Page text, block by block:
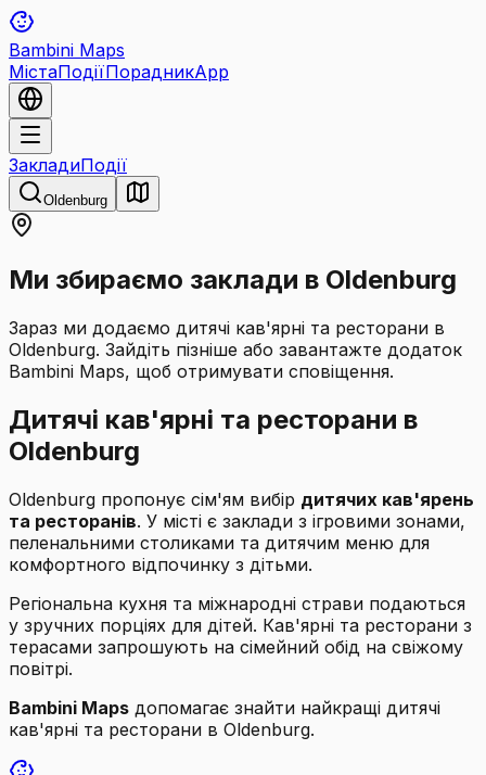
Bambini Maps
МістаПодіїПорадникApp
ЗакладиПодії
Oldenburg
Ми збираємо заклади в Oldenburg
Зараз ми додаємо дитячі кав'ярні та ресторани в
Oldenburg. Зайдіть пізніше або завантажте додаток
Bambini Maps, щоб отримувати сповіщення.
Дитячі кав'ярні та ресторани в
Oldenburg
Oldenburg пропонує сім'ям вибір дитячих кав'ярень
та ресторанів. У місті є заклади з ігровими зонами,
пеленальними столиками та дитячим меню для
комфортного відпочинку з дітьми.
Регіональна кухня та міжнародні страви подаються
у зручних порціях для дітей. Кав'ярні та ресторани з
терасами запрошують на сімейний обід на свіжому
повітрі.
Bambini Maps допомагає знайти найкращі дитячі
кав'ярні та ресторани в Oldenburg.